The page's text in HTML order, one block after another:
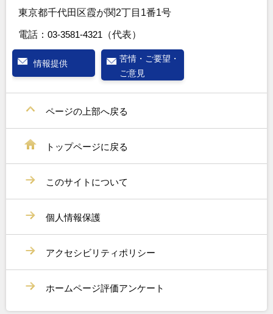
東京都千代田区霞が関2丁目1番1号
電話： 03-3581-4321 （代表）
情報提供
苦情・ご要望・
ご意見
ページの上部へ戻る
トップページに戻る
このサイトについて
個人情報保護
アクセシビリティポリシー
ホームページ評価アンケート